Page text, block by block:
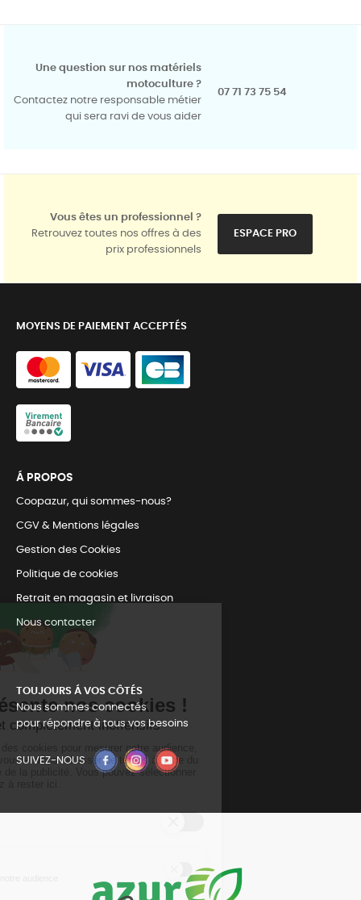
Une question sur nos matériels
motoculture ?
Contactez notre responsable métier
qui sera ravi de vous aider
07 71 73 75 54
Vous êtes un professionnel ?
Retrouvez toutes nos offres à des
prix professionnels
ESPACE PRO
MOYENS DE PAIEMENT ACCEPTÉS
Á PROPOS
Coopazur, qui sommes-nous?
CGV & Mentions légales
Gestion des Cookies
Politique de cookies
Retrait en magasin et livraison
Nous contacter
TOUJOURS Á VOS CÔTÉS
Nous sommes connectés
pour répondre à tous vos besoins
SUIVEZ-NOUS